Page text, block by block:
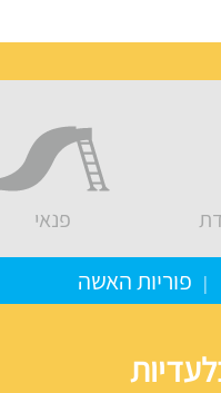
פנאי
פוריות האשה